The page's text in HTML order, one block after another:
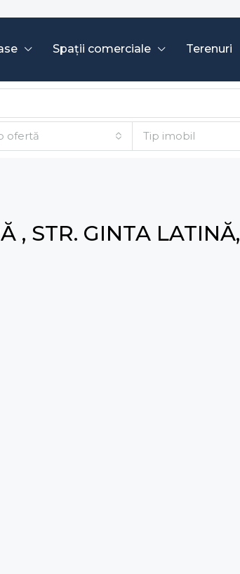
Spații comerciale Terenuri
ofertă Tip imobil
, STR. GINTA LATINĂ,